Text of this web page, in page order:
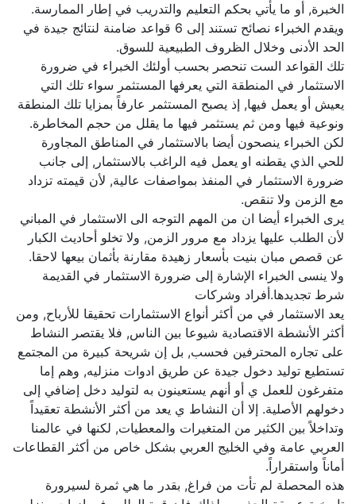
الخبرة, أو ما يأتي بحكم التعليم والتدريب في إطار الممارسة.
ويقدم الخبراء نصائح تستند إلى 6 قواعد ضامنة لنتائج جيدة في
الحد الأدنى وخلال الظروف الطبيعية للسوق.
تلك القواعد الست تنحصر بحسب أولئك الخبراء في ضرورة
الاستثمار في المنطقة التي يعرفها المستثمر سواء تلك التي
يعيش أو يعمل فيها, إذ يصبح المستثمر عارفاً بمزايا تلك المنطقة
ونوعية فيها ومن ثم يستثمر فيها ما يقلل من حجم المخاطرة.
لكن الخبراء ينصحون أيضا بالاستثمار في المناطق المجاورة
للحي الذي يقطنه او يعمل فيه الراغب بالاستثمار, إلى جانب
ضرورة الاستثمار في المنفذ بمواصفات عالية, لأن قيمته تزداد
مع الزمن ولا تنقص.
يرى الخبراء أيضا ان من المهم التوجه الى الاستثمار في المباني
لأن الطلب عليها يزداد مع مرور الزمن, ولا تخلو أحاديث الكبار
عن قصص مبان بنيت بأسعار زهيدة مقارنة بأثمان بيعها لاحقا.
ولا ينسى الخبراء الإشارة إلى ضرورة الاستثمار في القديمة
شرط تجديدها.أفراد وشركات
يعد الاستثمار في من أكثر أنواع الاستثمارات تحقيقا للأرباح, ومن
أكثر الأنشطة الاقتصادية شيوعا بين الناس, فلا يقتصر النشاط
على تجاره المحترفين فحسب, بل إن شريحة كبيرة من المجتمع
تستطيع توليد دخول جيدة عن طريق ادوات منزليه, وهم إما
متفرغون للعمل ي أو أنهم يستعينون به لتوليد دخل إضافي إلى
دخولهم الأصلية. إلا أن النشاط ي يعد من أكثر الأنشطة تعقيداً
وتداخلاً بين الكثير من المتغيرات والمعطيات, لكنها في عالمنا
العربي عامة وفي الخليج العربي بشكل خاص من أكثر القطاعات
أماناً واستقراراً.
هذه المحصلة لم تأت من فراغ, بقدر ما هي ثمرة لسيرورة